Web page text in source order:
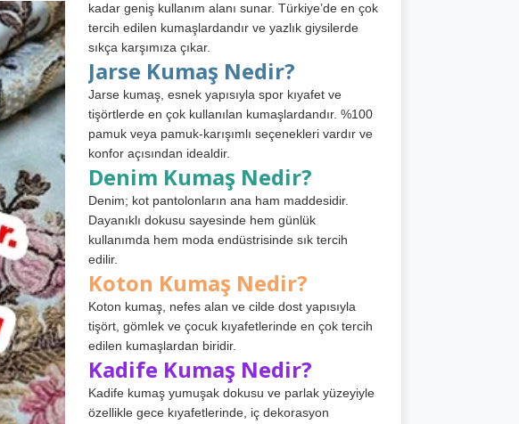
kadar geniş kullanım alanı sunar. Türkiye’de en çok
tercih edilen kumaşlardandır ve yazlık giysilerde
sıkça karşımıza çıkar.
Jarse Kumaş Nedir?
Jarse kumaş, esnek yapısıyla spor kıyafet ve
tişörtlerde en çok kullanılan kumaşlardandır. %100
pamuk veya pamuk-karışımlı seçenekleri vardır ve
konfor açısından idealdir.
Denim Kumaş Nedir?
Denim; kot pantolonların ana ham maddesidir.
Dayanıklı dokusu sayesinde hem günlük
kullanımda hem moda endüstrisinde sık tercih
edilir.
Koton Kumaş Nedir?
Koton kumaş, nefes alan ve cilde dost yapısıyla
tişört, gömlek ve çocuk kıyafetlerinde en çok tercih
edilen kumaşlardan biridir.
Kadife Kumaş Nedir?
Kadife kumaş yumuşak dokusu ve parlak yüzeyiyle
özellikle gece kıyafetlerinde, iç dekorasyon